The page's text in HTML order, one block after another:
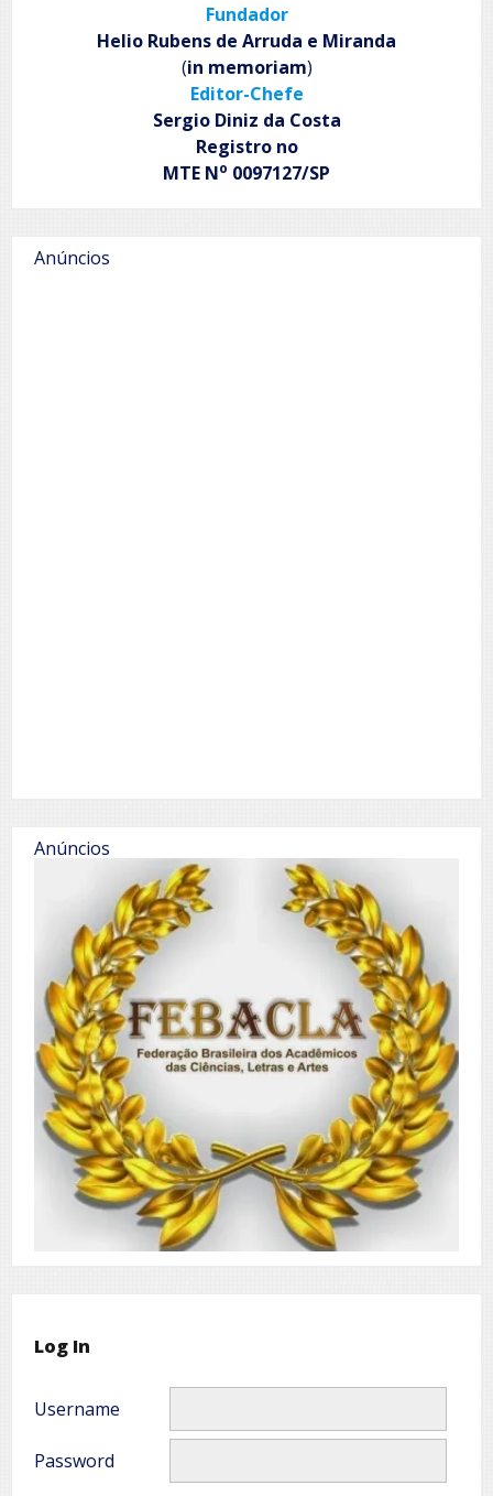
Fundador
Helio Rubens de Arruda e Miranda
(in memoriam)
Editor-Chefe
Sergio Diniz da Costa
Registro no
MTE No 0097127/SP
Anúncios
Anúncios
Log In
Username
Password